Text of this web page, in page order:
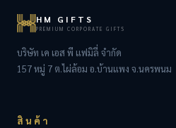
HM GIFTS
PREMIUM CORPORATE GIFTS
บริษัท เค เอส พี แฟมิลี่ จำกัด
157 หมู่ 7 ต.ไผ่ล้อม อ.บ้านแพง จ.นครพนม
สินค้า